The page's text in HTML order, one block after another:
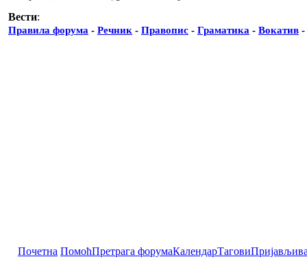
Вести:
Правила форума - Речник - Правопис - Граматика - Вокатив -
Почетна ПомоћПретрага форумаКалендарТагови